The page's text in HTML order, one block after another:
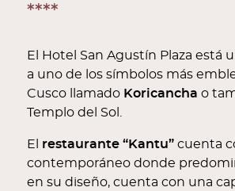
****
El Hotel San Agustín Plaza está
a uno de los símbolos más
Cusco llamado Koricancha o
Templo del Sol.
El restaurante “Kantu”cuenta
contemporáneo donde
en su diseño, cuenta con una